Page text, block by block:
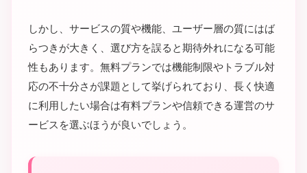
しかし、サービスの質や機能、ユーザー層の質にはば
らつきが大きく、選び方を誤ると期待外れになる可能
性もあります。無料プランでは機能制限やトラブル対
応の不十分さが課題として挙げられており、長く快適
に利用したい場合は有料プランや信頼できる運営のサ
ービスを選ぶほうが良いでしょう。